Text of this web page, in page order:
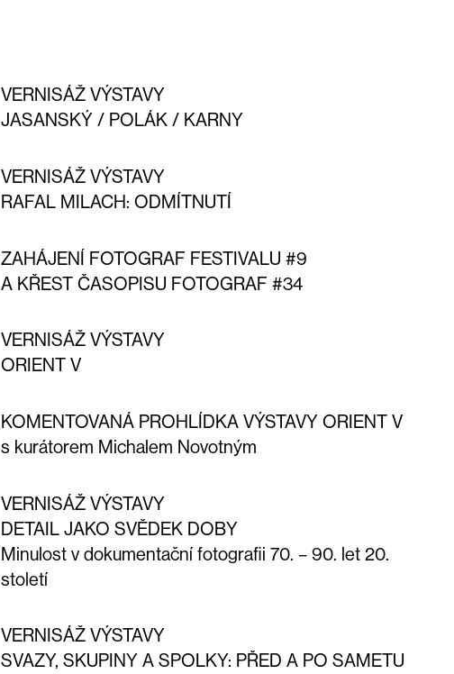
VERNISÁŽ VÝSTAVY
JASANSKÝ / POLÁK / KARNY
VERNISÁŽ VÝSTAVY
RAFAL MILACH: ODMÍTNUTÍ
ZAHÁJENÍ FOTOGRAF FESTIVALU #9
A KŘEST ČASOPISU FOTOGRAF #34
VERNISÁŽ VÝSTAVY
ORIENT V
KOMENTOVANÁ PROHLÍDKA VÝSTAVY ORIENT V
s kurátorem Michalem Novotným
VERNISÁŽ VÝSTAVY
DETAIL JAKO SVĚDEK DOBY
Minulost v dokumentační fotografii 70. – 90. let 20.
století
VERNISÁŽ VÝSTAVY
SVAZY, SKUPINY A SPOLKY: PŘED A PO SAMETU